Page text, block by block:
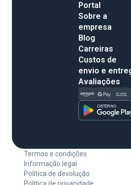
Portal
Sobre a
empresa
Blog
Carreiras
Custos de
envio e
Avaliações
Termos e condições
Informação legal
Política de devolução